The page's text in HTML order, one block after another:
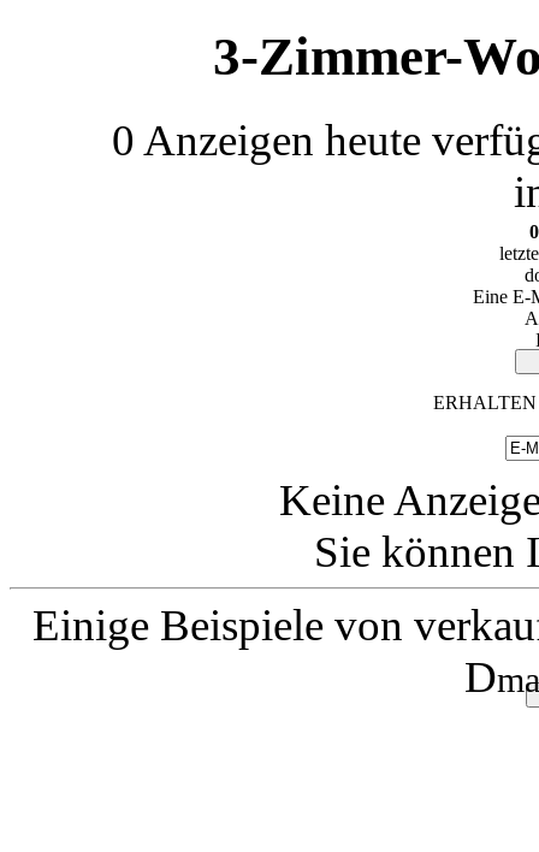
3-Zimmer-
0 Anzeigen heute
0
Eine E-
Keine
Sie können
Einige Beispiele von
D